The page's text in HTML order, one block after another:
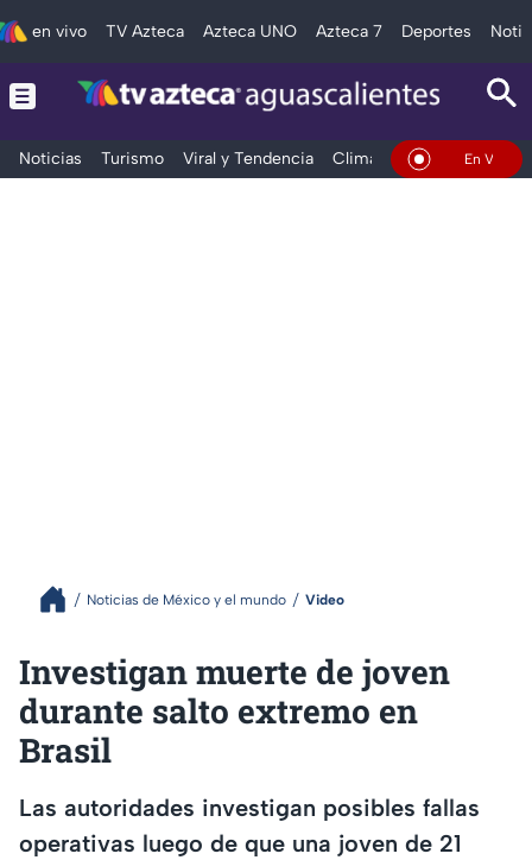
en vivo TV Azteca Azteca UNO Azteca 7 Deportes
Noticias Turismo Viral y Tendencia Clima DeportesEn Vivo
Noticias de México y el mundo Video
Investigan muerte de joven
durante salto extremo en
Brasil
Las autoridades investigan posibles fallas
operativas luego de que una joven de 21